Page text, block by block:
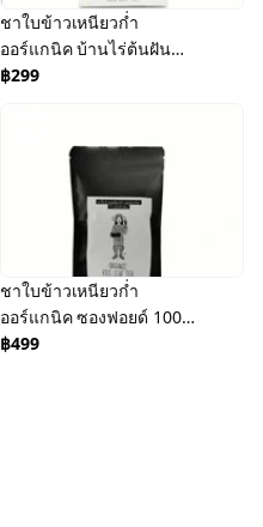
ชาใบข้าวเหนียวก่ำ
ออร์แกนิค บ้านไร่ต้นฝัน
Organic Black Sticky Rice
฿299
ชาใบข้าวเหนียวก่ำ
ออร์แกนิค ซองฟอยด์ 100
กรัม Organic Black Sticky
฿499